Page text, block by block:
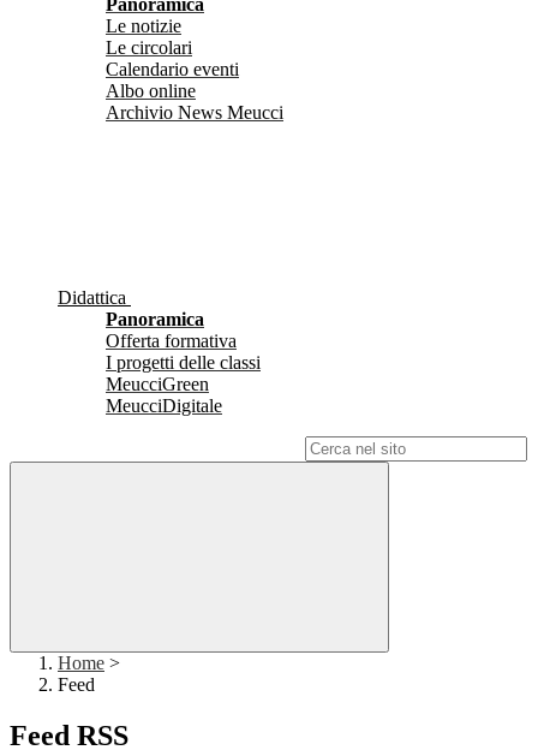
Panoramica
Le notizie
Le circolari
Calendario eventi
Albo online
Archivio News Meucci
Didattica
Panoramica
Offerta formativa
I progetti delle classi
MeucciGreen
MeucciDigitale
Home >
Feed
Feed RSS